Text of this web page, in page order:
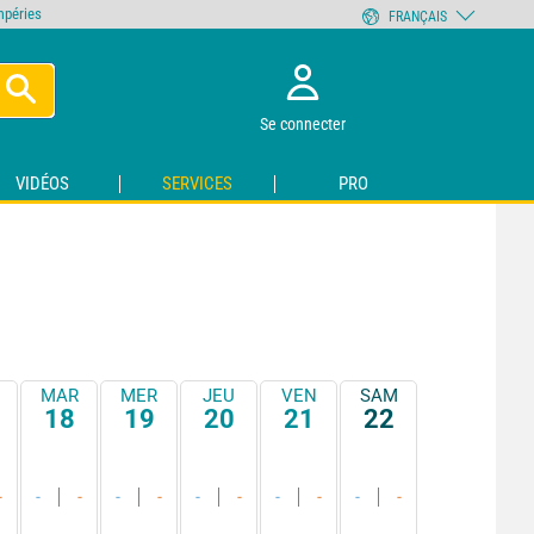
Se connecter
VIDÉOS SERVICES PRO
MAR
18
- -
MER
19
- -
JEU
20
- -
VEN
21
- -
SAM
22
- -
FRANÇAIS